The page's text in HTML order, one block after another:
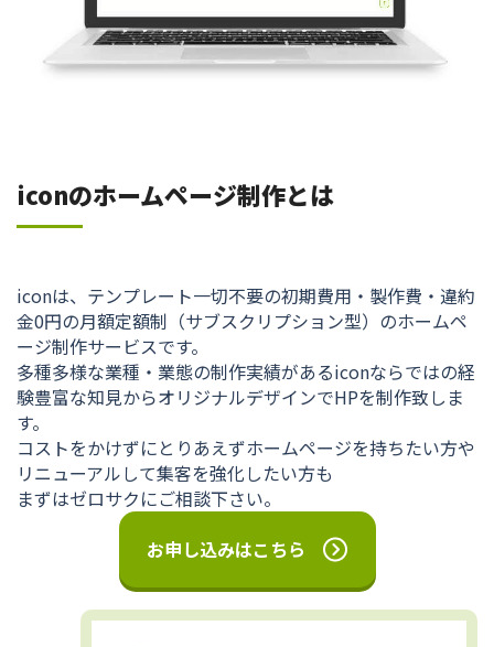
iconのホームページ制作とは
iconは、テンプレート一切不要の初期費用・製作費・違約
金0円の月額定額制（サブスクリプション型）のホームペ
ージ制作サービスです。
多種多様な業種・業態の制作実績があるiconならではの経
験豊富な知見からオリジナルデザインでHPを制作致しま
す。
コストをかけずにとりあえずホームページを持ちたい方や
リニューアルして集客を強化したい方も
まずはゼロサクにご相談下さい。
お申し込みはこちら